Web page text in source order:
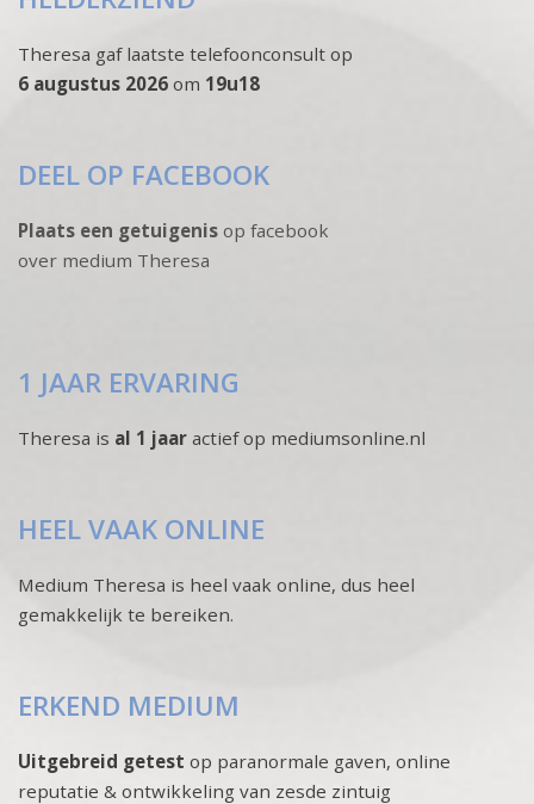
Theresa gaf laatste telefoonconsult op
6 augustus 2026 om 19u18
DEEL OP FACEBOOK
Plaats een getuigenis op facebook
over medium Theresa
1 JAAR ERVARING
Theresa is al 1 jaar actief op mediumsonline.nl
HEEL VAAK ONLINE
Medium Theresa is heel vaak online, dus heel
gemakkelijk te bereiken.
ERKEND MEDIUM
Uitgebreid getest op paranormale gaven, online
reputatie & ontwikkeling van zesde zintuig